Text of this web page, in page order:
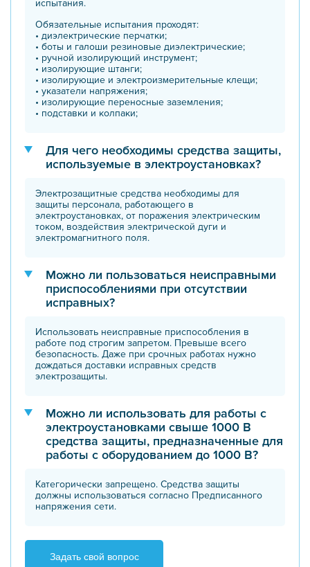
испытания.
Обязательные испытания проходят:
• диэлектрические перчатки;
• боты и галоши резиновые диэлектрические;
• ручной изолирующий инструмент;
• изолирующие штанги;
• изолирующие и электроизмерительные клещи;
• указатели напряжения;
• изолирующие переносные заземления;
• подставки и колпаки;
Для чего необходимы средства защиты,
используемые в электроустановках?
Электрозащитные средства необходимы для
защиты персонала, работающего в
электроустановках, от поражения электрическим
током, воздействия электрической дуги и
электромагнитного поля.
Можно ли пользоваться неисправными
приспособлениями при отсутствии
исправных?
Использовать неисправные приспособления в
работе под строгим запретом. Превыше всего
безопасность. Даже при срочных работах нужно
дождаться доставки исправных средств
электрозащиты.
Можно ли использовать для работы с
электроустановками свыше 1000 В
средства защиты, предназначенные для
работы с оборудованием до 1000 В?
Категорически запрещено. Средства защиты
должны использоваться согласно Предписанного
напряжения сети.
Задать свой вопрос